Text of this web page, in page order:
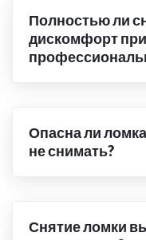
Полностью ли
дискомфорт при
Опасна ли
не снимать?
Снятие ломки